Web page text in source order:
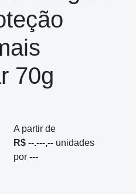
70g
A partir de
R$ --.---,-- unidades
por ---